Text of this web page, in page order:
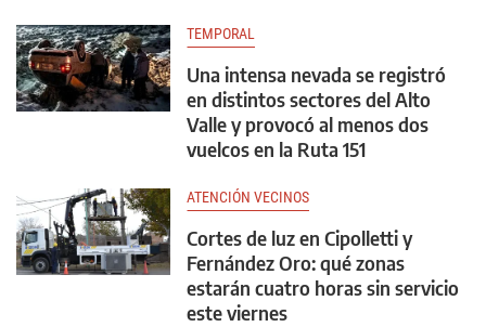
TEMPORAL
Una intensa nevada se registró
en distintos sectores del Alto
Valle y provocó al menos dos
vuelcos en la Ruta 151
ATENCIÓN VECINOS
Cortes de luz en Cipolletti y
Fernández Oro: qué zonas
estarán cuatro horas sin servicio
este viernes